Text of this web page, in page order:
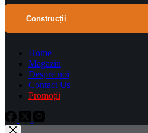
Construcții
Home
Magazin
Despre noi
Contact Us
Promoții